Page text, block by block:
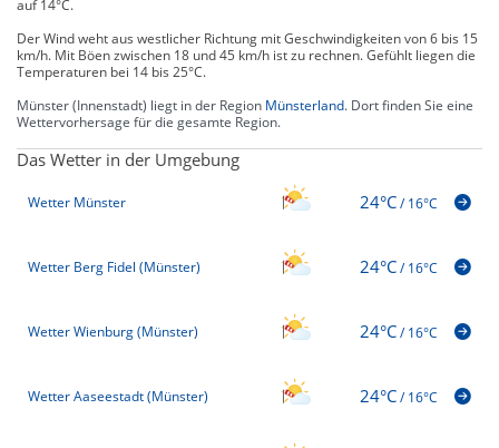
auf 14°C.
Der Wind weht aus westlicher Richtung mit Geschwindigkeiten von 6 bis 15
km/h. Mit Böen zwischen 18 und 45 km/h ist zu rechnen. Gefühlt liegen die
Temperaturen bei 14 bis 25°C.
Münster (Innenstadt) liegt in der Region Münsterland. Dort finden Sie eine
Wettervorhersage für die gesamte Region.
Das Wetter in der Umgebung
Wetter Münster 24°C/16°C
Wetter Berg Fidel (Münster) 24°C/16°C
Wetter Wienburg (Münster) 24°C/16°C
Wetter Aaseestadt (Münster) 24°C/16°C